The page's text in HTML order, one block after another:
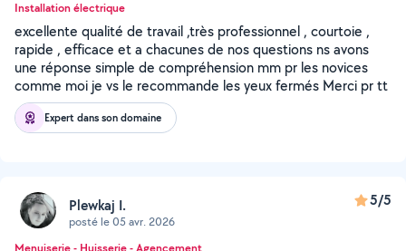
Installation électrique
excellente qualité de travail ,très professionnel , courtoie ,
rapide , efficace et a chacunes de nos questions ns avons
une réponse simple de compréhension mm pr les novices
comme moi je vs le recommande les yeux fermés Merci pr tt
Expert dans son domaine
Plewkaj I.
posté le 05 avr. 2026
5/5
Menuiserie - Huisserie - Agencement